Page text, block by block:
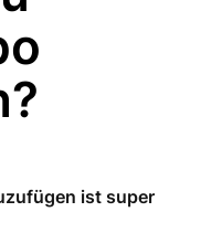
ist super